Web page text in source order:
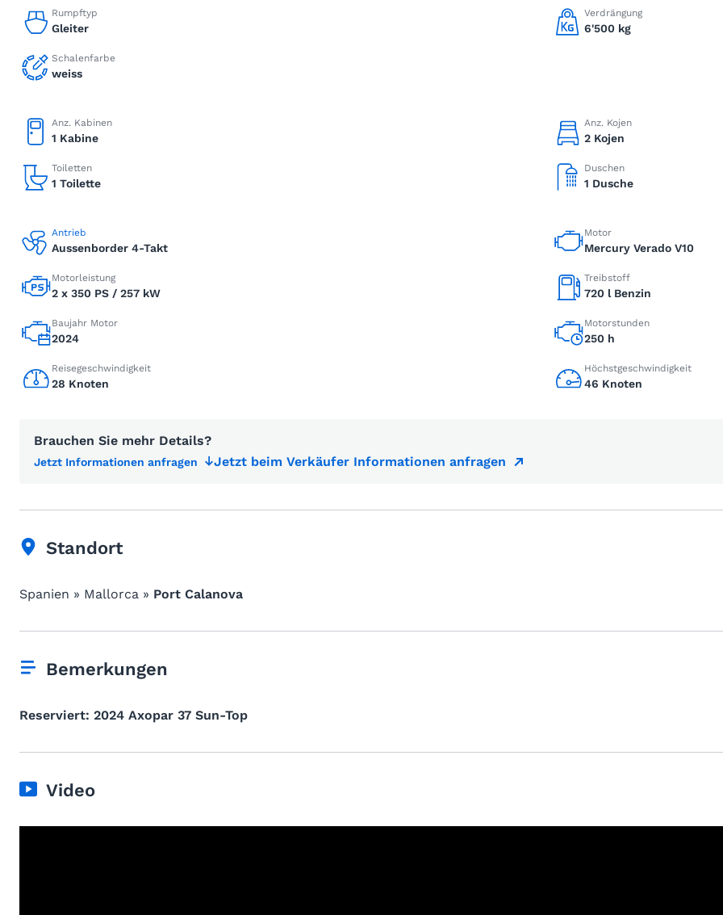
Rumpftyp
Gleiter
Verdrängung
6'500 kg
Schalenfarbe
weiss
Anz. Kabinen
1 Kabine
Anz. Kojen
2 Kojen
Toiletten
1 Toilette
Duschen
1 Dusche
Antrieb
Aussenborder 4-Takt
Motor
Mercury Verado V10
Motorleistung
2 x 350 PS / 257 kW
Treibstoff
720 l Benzin
Baujahr Motor
2024
Motorstunden
250 h
Reisegeschwindigkeit
28 Knoten
Höchstgeschwindigkeit
46 Knoten
Brauchen Sie mehr Details?
Jetzt Informationen anfragen Jetzt beim Verkäufer Informationen anfragen
Standort
Spanien » Mallorca » Port Calanova
Bemerkungen
Reserviert: 2024 Axopar 37 Sun-Top
Video